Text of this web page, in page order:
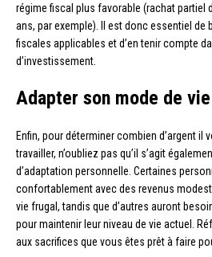
régime fiscal plus favorable (rachat partiel
ans, par exemple). Il est donc essentiel de
fiscales applicables et d’en tenir compte
d’investissement.
Adapter son mode de
Enfin, pour déterminer combien d’argent il
travailler, n’oubliez pas qu’il s’agit
d’adaptation personnelle. Certaines
confortablement avec des revenus
vie frugal, tandis que d’autres auront
pour maintenir leur niveau de vie actuel.
aux sacrifices que vous êtes prêt à faire